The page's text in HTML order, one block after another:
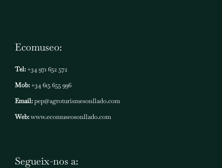
Ecomuseo:
Tel:+34 971 652 572
Mob:+34 615 655 996
Email:pep@agroturismesonllado.com
Web:www.ecomuseosonllado.com
Segueix-nos a: